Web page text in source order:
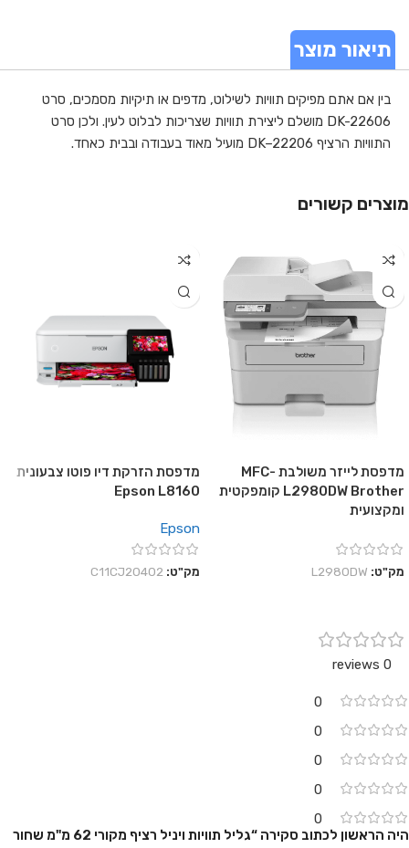
תיאור מוצר
בין אם אתם מפיקים תוויות לשילוט, מדפים או תיקיות מסמכים, סרט
DK-22606 מושלם ליצירת תוויות שצריכות לבלוט לעין. ולכן סרט
התוויות הרציף DK–22206 מועיל מאוד בעבודה ובבית כאחד.
מוצרים קשורים
מדפסת לייזר משולבת MFC-
L2980DW Brother קומפקטית
ומקצועית
מק"ט: L2980DW
מדפסת הזרקת דיו פוטו צבעונית
Epson L8160
Epson
מק"ט: C11CJ20402
0 reviews
0
0
0
0
0
היה הראשון לכתוב סקירה “גליל תוויות ויניל רציף מקורי 62 מ"מ שחור